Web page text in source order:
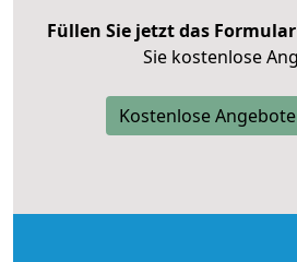
Füllen Sie jetzt das
Sie kostenlose
Kostenlose